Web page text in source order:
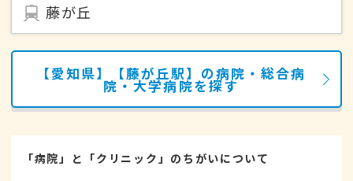
藤が丘
【愛知県】【藤が丘駅】の病院・総合病
院・大学病院を探す
「病院」と「クリニック」のちがいについて